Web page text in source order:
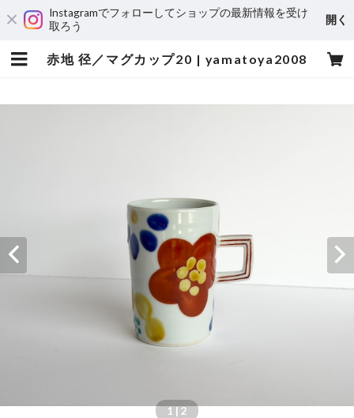
Instagramでフォローしてショップの最新情報を受け
取ろう
開く
赤地 径／マグカップ20 | yamatoya2008
1 | 2